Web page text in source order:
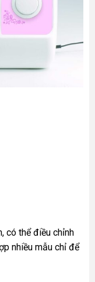
có thể điều chỉnh
nhiều mẫu chỉ để